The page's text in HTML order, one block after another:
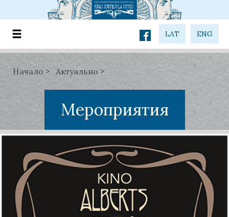
LAT ENG
Начало Актуально
Мероприятия